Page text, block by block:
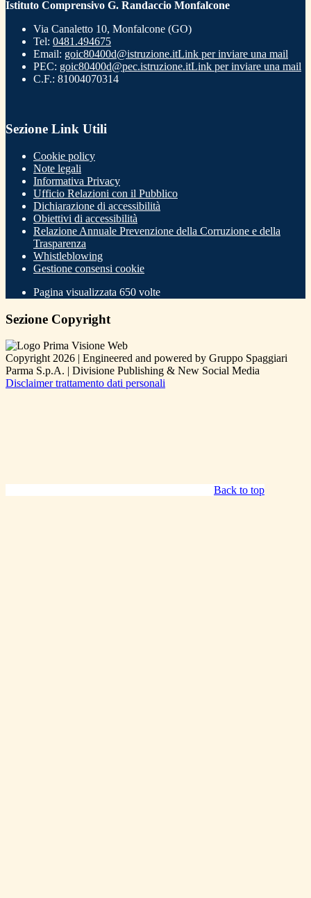
Istituto Comprensivo G. Randaccio Monfalcone
Via Canaletto 10, Monfalcone (GO)
Tel: 0481.494675
Email: goic80400d@istruzione.itLink per inviare una mail
PEC: goic80400d@pec.istruzione.itLink per inviare una mail
C.F.: 81004070314
Sezione Link Utili
Cookie policy
Note legali
Informativa Privacy
Ufficio Relazioni con il Pubblico
Dichiarazione di accessibilità
Obiettivi di accessibilità
Relazione Annuale Prevenzione della Corruzione e della
Trasparenza
Whistleblowing
Gestione consensi cookie
Pagina visualizzata 650 volte
Sezione Copyright
Copyright 2026 | Engineered and powered by Gruppo Spaggiari
Parma S.p.A. | Divisione Publishing & New Social Media
Disclaimer trattamento dati personali
Back to top